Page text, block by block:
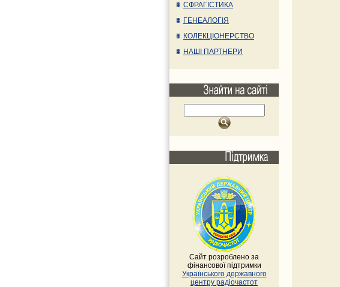
СФРАГІСТИКА
ГЕНЕАЛОГІЯ
КОЛЕКЦІОНЕРСТВО
НАШІ ПАРТНЕРИ
Сайт розроблено за
фінансової підтримки
Українського державного
центру радіочастот